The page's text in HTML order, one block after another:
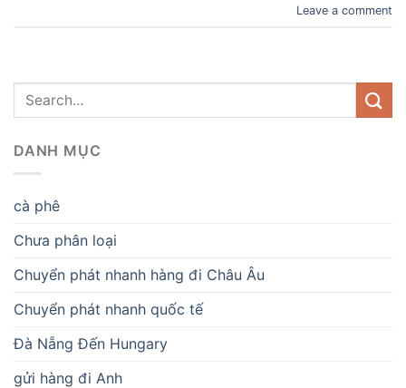
Leave a comment
DANH MỤC
cà phê
Chưa phân loại
Chuyển phát nhanh hàng đi Châu Âu
Chuyển phát nhanh quốc tế
Đà Nẵng Đến Hungary
gửi hàng đi Anh